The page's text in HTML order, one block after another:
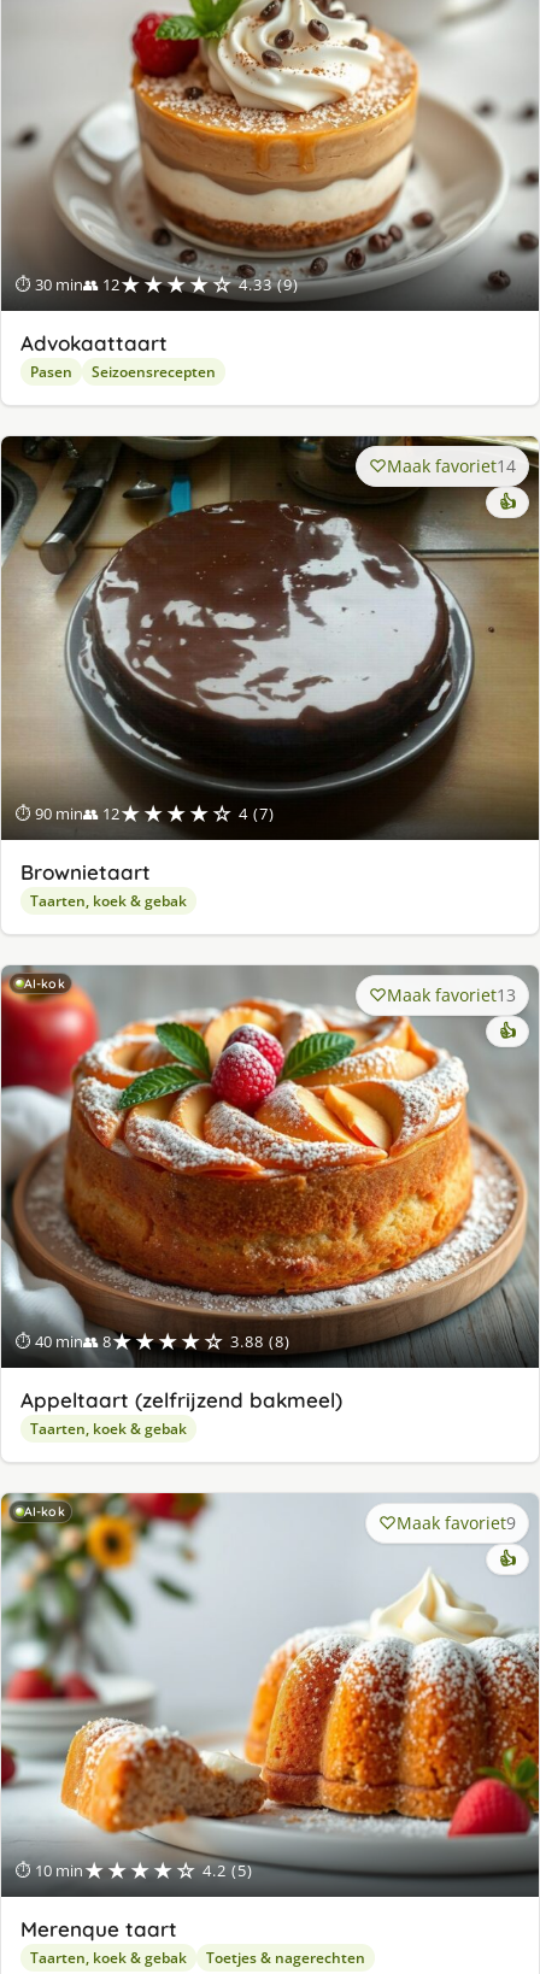
⏱ 30 min👥 12★★★★☆ 4.33 (9)
Advokaattaart
Pasen Seizoensrecepten
⏱ 90 min👥 12★★★★☆ 4 (7)
Maak favoriet14
👍
Brownietaart
Taarten, koek & gebak
AI-kok
⏱ 40 min👥 8★★★★☆ 3.88 (8)
Maak favoriet13
👍
Appeltaart (zelfrijzend bakmeel)
Taarten, koek & gebak
AI-kok
⏱ 10 min★★★★☆ 4.2 (5)
Maak favoriet9
👍
Merenque taart
Taarten, koek & gebak Toetjes & nagerechten